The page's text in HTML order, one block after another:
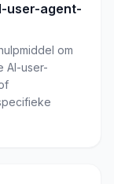
user-agent-
om
AI-user-